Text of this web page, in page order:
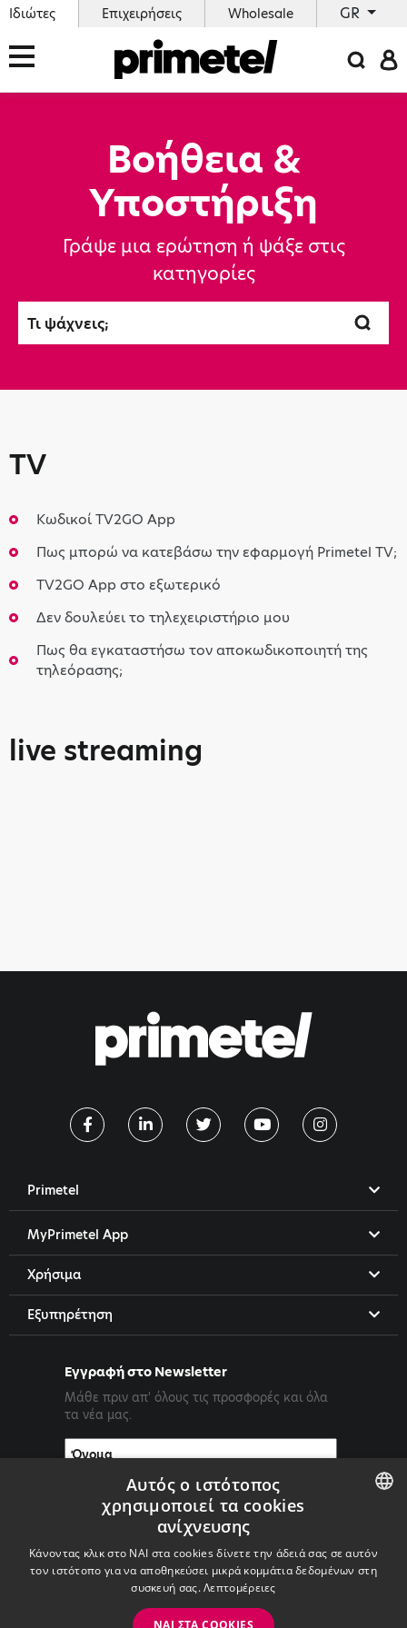
Ιδιώτες Επιχειρήσεις Wholesale GR
Βοήθεια &
Υποστήριξη
Γράψε μια ερώτηση ή ψάξε στις
κατηγορίες
TV
Κωδικοί TV2GO App
Πως μπορώ να κατεβάσω την εφαρμογή Primetel TV;
TV2GO App στο εξωτερικό
Δεν δουλεύει το τηλεχειριστήριο μου
Πως θα εγκαταστήσω τον αποκωδικοποιητή της
τηλεόρασης;
live streaming
Primetel
MyPrimetel App
Χρήσιμα
Εξυπηρέτηση
Εγγραφή στο Newsletter
Μάθε πριν απ' όλους τις προσφορές και όλα
τα νέα μας.
GREEK
Αυτός ο ιστότοπος
χρησιμοποιεί τα cookies
ανίχνευσης
Κάνοντας κλικ στο ΝΑΙ στα cookies δίνετε την άδειά σας σε αυτόν
τον ιστότοπο για να αποθηκεύσει μικρά κομμάτια δεδομένων στη
συσκευή σας.Λεπτομέρειες
ΝΑΙ ΣΤΑ COOKIES